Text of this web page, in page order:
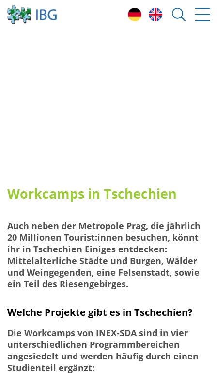
Workcamps in Tschechien
Auch neben der Metropole Prag, die jährlich
20 Millionen Tourist:innen besuchen, könnt
ihr in Tschechien Einiges entdecken:
Mittelalterliche Städte und Burgen, Wälder
und Weingegenden, eine Felsenstadt, sowie
ein Teil des Riesengebirges.
Welche Projekte gibt es in Tschechien?
Die Workcamps von INEX-SDA sind in vier
unterschiedlichen Programmbereichen
angesiedelt und werden häufig durch einen
Studienteil ergänzt: